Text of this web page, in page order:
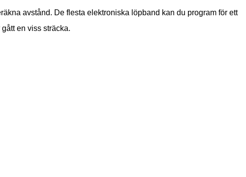
avstånd. De flesta elektroniska löpband kan du program för ett
en viss sträcka.